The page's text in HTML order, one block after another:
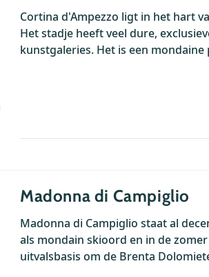
Cortina d'Ampezzo ligt in het hart
Het stadje heeft veel dure,
kunstgaleries. Het is een mondaine
Madonna di Campiglio
Madonna di Campiglio staat al
als mondain skioord en in de
uitvalsbasis om de Brenta